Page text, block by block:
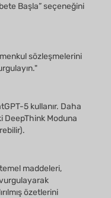
Başla” seçeneğini
sözleşmelerini
5 kullanır. Daha
DeepThink Moduna
temel maddeleri,
özetlerini